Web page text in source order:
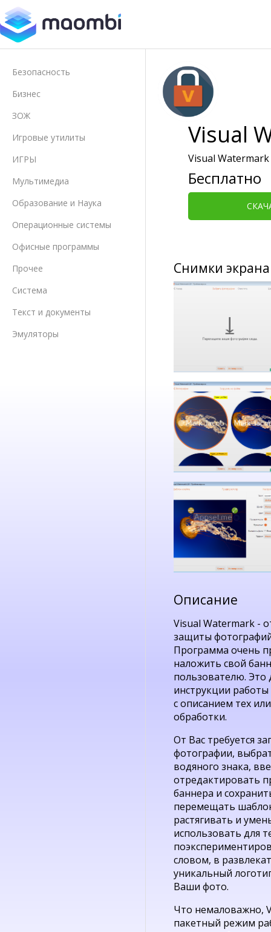
Безопасность
Бизнес
ЗОЖ
Игровые утилиты
ИГРЫ
Мультимедиа
Образование и Наука
Операционные системы
Офисные программы
Прочее
Система
Текст и документы
Эмуляторы
Visual
Visual Watermark
Бесплатно
Снимки экрана
Описание
Visual Watermark -
защиты
Программа очень
наложить свой
пользователю. Это
инструкции
с описанием тех
обработки.
От Вас требуется
фотографии,
водяного знака,
отредактировать
баннера и
перемещать
растягивать и
использовать для
словом, в
уникальный
Ваши фото.
Что немаловажно,
пакетный режим